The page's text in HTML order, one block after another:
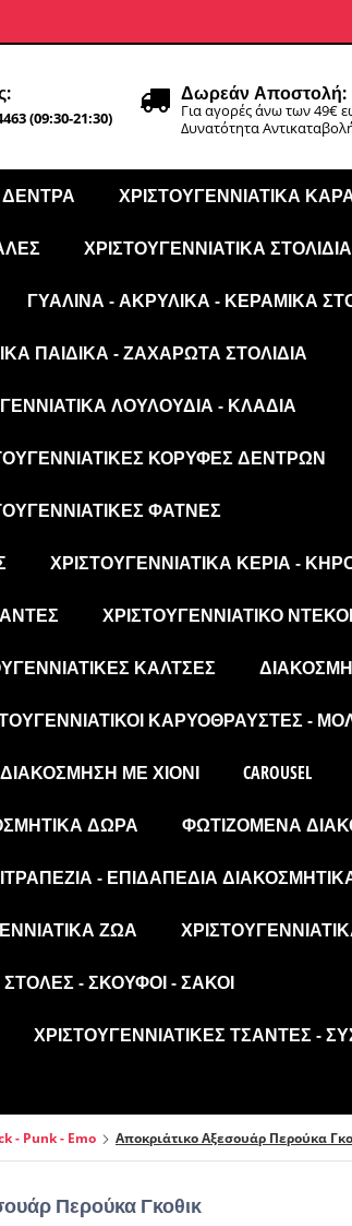
(09:30-21:30)
Δωρεάν Αποστολή:
Για αγορές άνω των 49€
Δυνατότητα
ΔΈΝΤΡΑ ΧΡΙΣΤΟΥΓΕΝΝΙΆΤΙΚΑ
ΧΡΙΣΤΟΥΓΕΝΝΙΆΤΙΚΑ ΣΤΟΛΊΔΙΑ
ΓΥΆΛΙΝΑ - ΑΚΡΥΛΙΚΆ - ΚΕΡΑΜΙΚΆ
ΠΑΙΔΙΚΆ - ΖΑΧΑΡΩΤΆ ΣΤΟΛΊΔΙΑ
ΛΟΥΛΟΎΔΙΑ - ΚΛΑΔΙΆ
ΚΟΡΥΦΈΣ ΔΈΝΤΡΩΝ
ΦΆΤΝΕΣ
ΧΡΙΣΤΟΥΓΕΝΝΙΆΤΙΚΑ ΚΕΡΙΆ -
ΧΡΙΣΤΟΥΓΕΝΝΙΆΤΙΚΟ
ΚΆΛΤΣΕΣ
ΚΑΡΥΟΘΡΑΎΣΤΕΣ -
ΜΕ ΧΙΌΝΙ CAROUSEL
ΔΏΡΑ ΦΩΤΙΖΌΜΕΝΑ
- ΕΠΙΔΑΠΈΔΙΑ
ΖΏΑ
- ΣΚΟΎΦΟΙ - ΣΆΚΟΙ
ΧΡΙΣΤΟΥΓΕΝΝΙΆΤΙΚΕΣ ΤΣΆΝΤΕΣ -
- Punk - Emo Αποκριάτικο Αξεσουάρ Περούκα
Περούκα Γκοθικ